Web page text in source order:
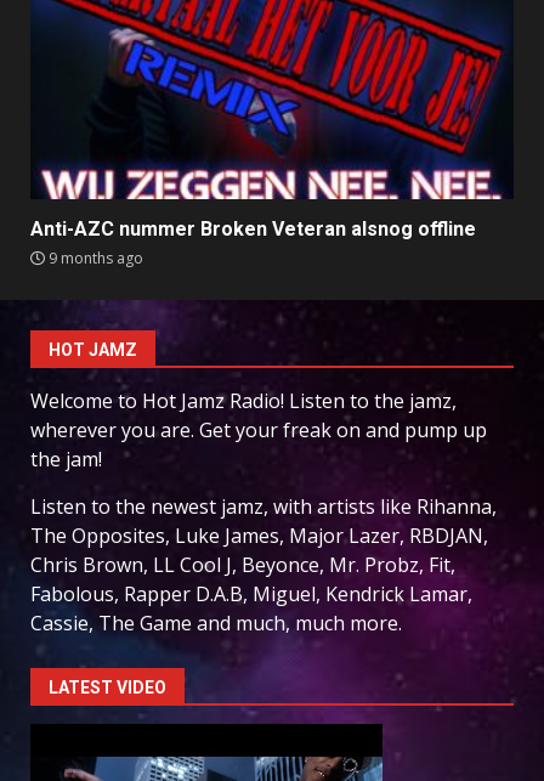
Anti-AZC nummer Broken Veteran alsnog offline
9 months ago
HOT JAMZ
Welcome to Hot Jamz Radio! Listen to the jamz,
wherever you are. Get your freak on and pump up
the jam!
Listen to the newest jamz, with artists like Rihanna,
The Opposites, Luke James, Major Lazer, RBDJAN,
Chris Brown, LL Cool J, Beyonce, Mr. Probz, Fit,
Fabolous, Rapper D.A.B, Miguel, Kendrick Lamar,
Cassie, The Game and much, much more.
LATEST VIDEO